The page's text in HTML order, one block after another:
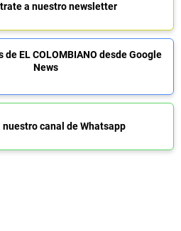
a nuestro newsletter
EL COLOMBIANO desde Google
News
nuestro canal de Whatsapp